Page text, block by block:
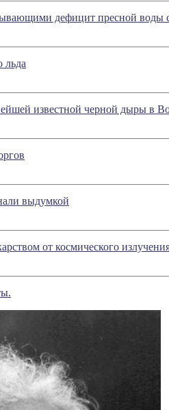
дефицит пресной воды
льда
известной черной дыры в
выдумкой
от космического